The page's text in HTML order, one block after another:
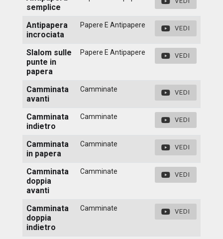
semplice
Antipapera
incrociata
Papere E Antipapere VEDI
Slalom sulle
punte in
papera
Papere E Antipapere VEDI
Camminata
avanti
Camminate VEDI
Camminata
indietro
Camminate VEDI
Camminata
in papera
Camminate VEDI
Camminata
doppia
avanti
Camminate VEDI
Camminata
doppia
indietro
Camminate VEDI